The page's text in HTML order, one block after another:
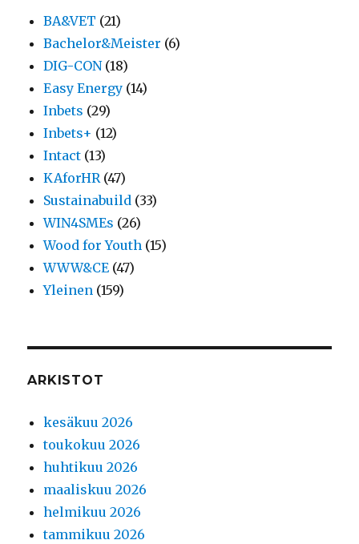
BA&VET (21)
Bachelor&Meister (6)
DIG-CON(18)
Easy Energy (14)
Inbets (29)
Inbets+ (12)
Intact (13)
KAforHR(47)
Sustainabuild (33)
WIN4SMEs (26)
Wood for Youth (15)
WWW&CE (47)
Yleinen (159)
ARKISTOT
kesäkuu 2026
toukokuu 2026
huhtikuu 2026
maaliskuu 2026
helmikuu 2026
tammikuu 2026